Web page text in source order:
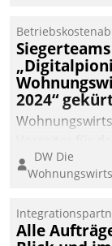
Siegerteams
2024“
eine digitale
finden, ist das
der
DW Die
Alle